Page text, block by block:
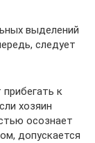
выделений
следует
к
хозяин
осознает
допускается